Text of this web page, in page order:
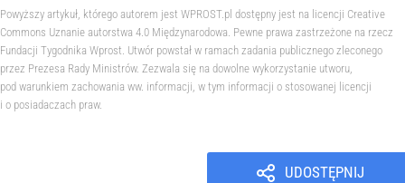
Powyższy artykuł, którego autorem jest WPROST.pl dostępny jest na licencji Creative
Commons Uznanie autorstwa 4.0 Międzynarodowa. Pewne prawa zastrzeżone na rzecz
Fundacji Tygodnika Wprost. Utwór powstał w ramach zadania publicznego zleconego
przez Prezesa Rady Ministrów. Zezwala się na dowolne wykorzystanie utworu,
pod warunkiem zachowania ww. informacji, w tym informacji o stosowanej licencji
i o posiadaczach praw.
UDOSTĘPNIJ